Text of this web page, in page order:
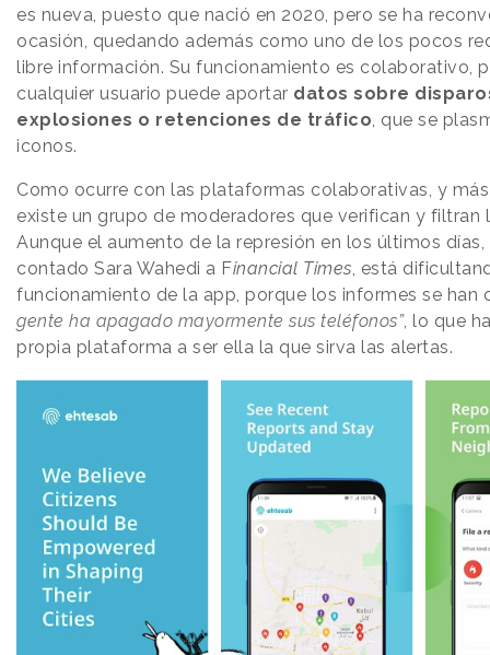
es nueva, puesto que nació en 2020, pero se ha
ocasión, quedando además como uno de los pocos
libre información. Su funcionamiento es colaborativo,
cualquier usuario puede aportar datos sobre
explosiones o retenciones de tráfico, que se
iconos.
Como ocurre con las plataformas colaborativas, y
existe un grupo de moderadores que verifican y filtran
Aunque el aumento de la represión en los últimos días,
contado Sara Wahedi a Financial Times, está
funcionamiento de la app, porque los informes se
gente ha apagado mayormente sus teléfonos”, lo que
propia plataforma a ser ella la que sirva las alertas.